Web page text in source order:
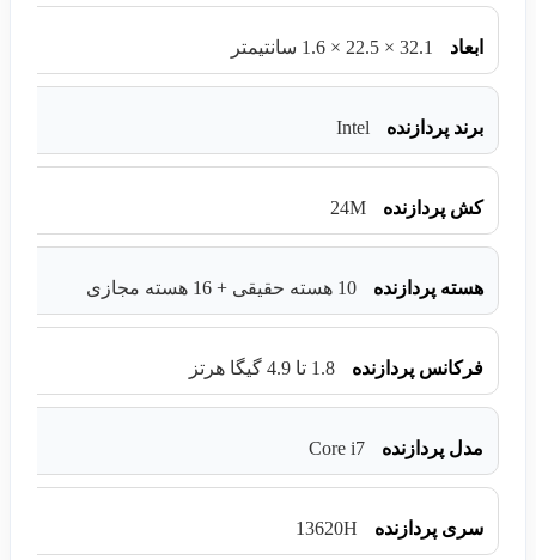
ابعاد 32.1 × 22.5 × 1.6 سانتیمتر
برند پردازنده Intel
کش پردازنده 24M
هسته پردازنده 10 هسته حقیقی + 16 هسته مجازی
فرکانس پردازنده 1.8 تا 4.9 گیگا هرتز
مدل پردازنده Core i7
سری پردازنده 13620H